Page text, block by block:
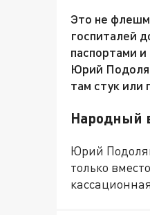
Это не
госпиталей
паспортами
Юрий
там стук или
Народный
Юрий
только